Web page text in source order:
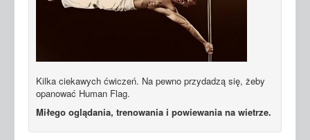
Kilka ciekawych ćwiczeń. Na pewno przydadzą się, żeby
opanować Human Flag.
Miłego oglądania, trenowania i powiewania na wietrze.